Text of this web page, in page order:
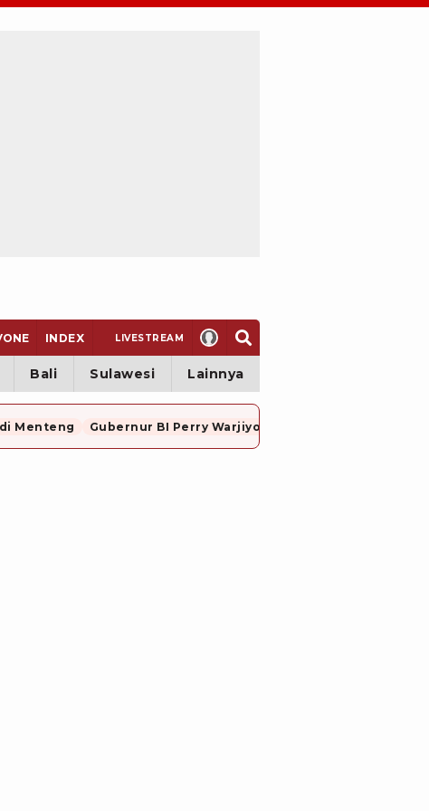
INDEX LIVESTREAM
Bali Sulawesi Lainnya
Menteng Gubernur BI Perry Warjiyo Mundur